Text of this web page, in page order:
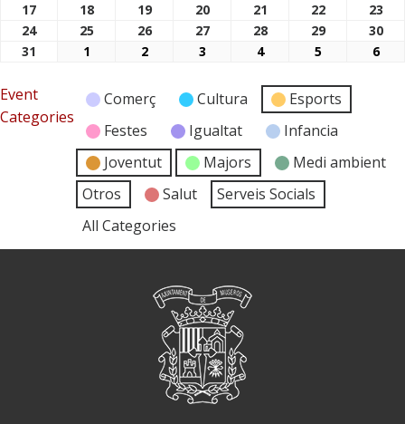
17 17/08/2026
18 18/08/2026
19 19/08/2026
20 20/08/2026
21 21/08/2026
22 22/08/2026
23
24 24/08/2026
25 25/08/2026
26 26/08/2026
27 27/08/2026
28 28/08/2026
29 29/08/2026
30
31
31/08/2026
1 01/09/2026
2 02/09/2026
3 03/09/2026
404/09/2026
5 05/09/2026
606/
Event
Categories
Comerç Cultura
Esports
Festes
Igualtat
Infancia
Joventut
Majors
Medi ambient
Otros
Salut
Serveis Socials
All Categories